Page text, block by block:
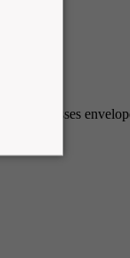
esses